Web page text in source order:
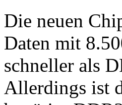
Die neuen
Daten mit
schneller als
Allerdings ist